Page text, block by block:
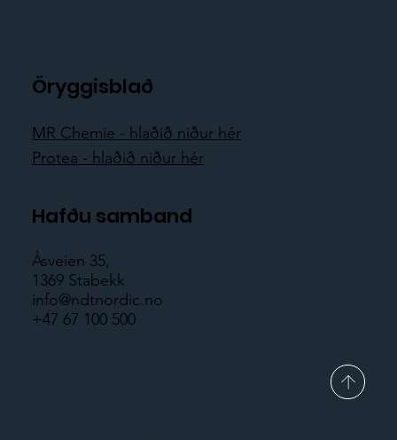
Öryggisblað
MR Chemie - hlaðið niður hér
Protea - hlaðið niður hér
Hafðu samband
Åsveien 35,
1369 Stabekk
info@ndtnordic.no
+47 67 100 500